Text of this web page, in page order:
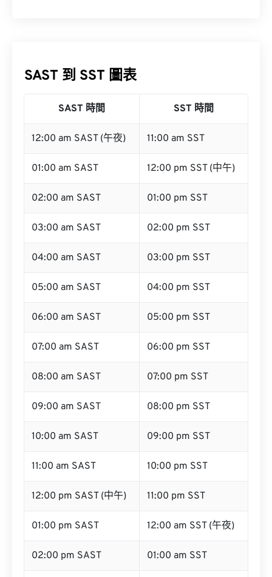
SAST 到 SST 圖表
SAST 時間 SST 時間
12:00 am SAST (午夜) 11:00 am SST
01:00 am SAST 12:00 pm SST (中午)
02:00 am SAST 01:00 pm SST
03:00 am SAST 02:00 pm SST
04:00 am SAST 03:00 pm SST
05:00 am SAST 04:00 pm SST
06:00 am SAST 05:00 pm SST
07:00 am SAST 06:00 pm SST
08:00 am SAST 07:00 pm SST
09:00 am SAST 08:00 pm SST
10:00 am SAST 09:00 pm SST
11:00 am SAST 10:00 pm SST
12:00 pm SAST (中午) 11:00 pm SST
01:00 pm SAST 12:00 am SST (午夜)
02:00 pm SAST 01:00 am SST